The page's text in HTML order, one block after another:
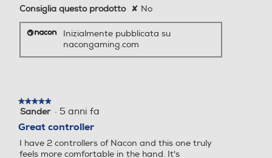
Consiglia questo prodotto ✘ No
Inizialmente pubblicata su
nacongaming.com
★★★★★
★★★★★
5
5
stelle.
Sander · 5 anni fa
Great controller
I have 2 controllers of Nacon and this one truly
feels more comfortable in the hand. It's